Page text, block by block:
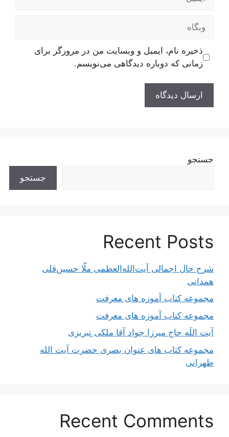
وبگاه
ذخیره نام، ایمیل و وبسایت من در مرورگر برای
زمانی که دوباره دیدگاهی می‌نویسم.
جستجو
جستجو
Recent Posts
شرح حال اجمالی آیت‌الله‌العظمی ملّا حسین‌قلی
همدانی
مجموعه کتاب آموزه های معرفت
مجموعه کتاب آموزه های معرفت
آیت اللَه حاج میرزا جواد آقا ملکی تبریزی
مجموعه کتاب های عنوان بصری حضرت آیت الله
طهرانی
Recent Comments